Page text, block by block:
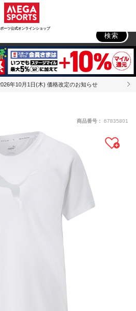
ポーツ公式オンラインショップ
ア
検索
年10月1日(木) 価格改定のお知らせ
商品番号： 67835801